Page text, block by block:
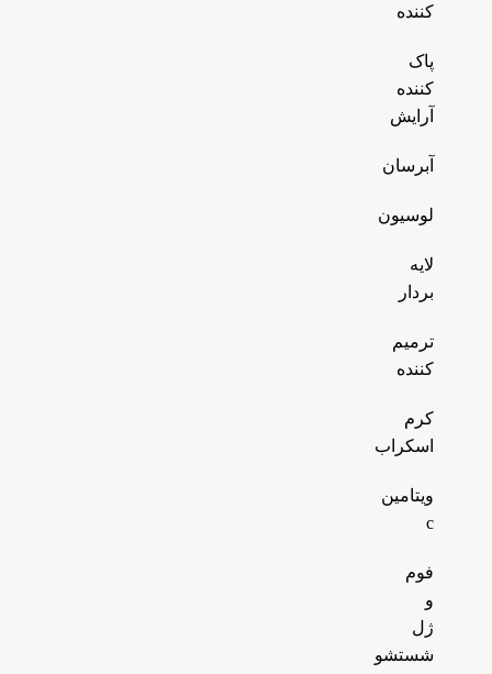
کننده
پاک
کننده
آرایش
آبرسان
لوسیون
لایه
بردار
ترمیم
کننده
کرم
اسکراب
ویتامین
c
فوم
و
ژل
شستشو